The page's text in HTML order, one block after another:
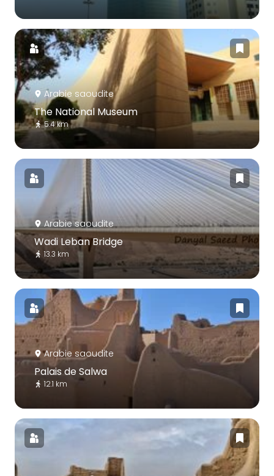
Arabie saoudite
The National Museum
5.4 km
Arabie saoudite
Wadi Leban Bridge
13.3 km
Arabie saoudite
Palais de Salwa
12.1 km